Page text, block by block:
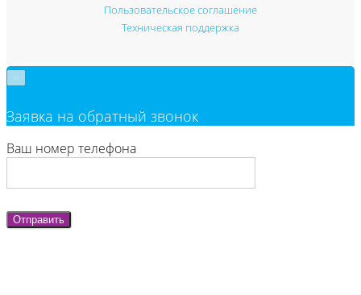
Пользовательское соглашение
Техническая поддержка
Заявка на обратный звонок
Ваш номер телефона
Отправить